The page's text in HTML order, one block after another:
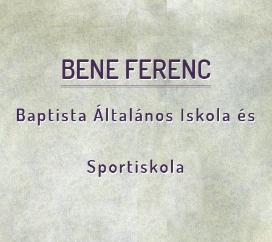
BENE FERENC
Baptista Általános Iskola és
Sportiskola